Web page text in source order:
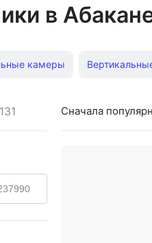
в
камеры
Морозильные лари Tefcold
Сначала